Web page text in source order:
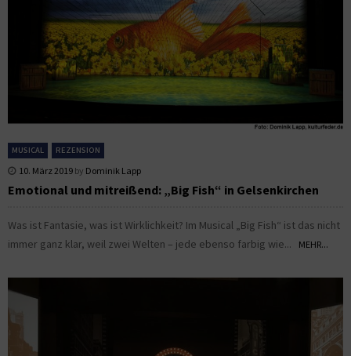
MUSICAL REZENSION
10. März 2019 by Dominik Lapp
Emotional und mitreißend: „Big Fish“ in Gelsenkirchen
Was ist Fantasie, was ist Wirklichkeit? Im Musical „Big Fish“ ist das nicht
immer ganz klar, weil zwei Welten – jede ebenso farbig wie...
MEHR...